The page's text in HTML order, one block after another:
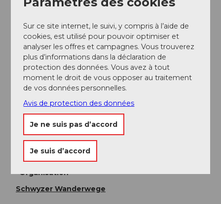
Parkings payants à la station aval.
Transports en commun
Avec la SOB jusqu'à Sattel ou avec Auto AG Schwyz
depuis Schwyz avec la ligne 7 jusqu'à la station aval du
téléphérique de Sattel. Alternative : transports publics
Zugerland (ligne 23) depuis Arth-Goldau jusqu'à Sattel.
Depuis Ägeri avec le bus 9 depuis Oberägeri
Horaire CFF
Horaire AAGS
Auteur(e)
Schwyzer Wanderwege
Organisation
Schwyzer Wanderwege
Sur ce site internet, le suivi, y compris à l’aide de
cookies, est utilisé pour pouvoir optimiser et
analyser les offres et campagnes. Vous trouverez
plus d’informations dans la déclaration de
protection des données. Vous avez à tout
moment le droit de vous opposer au traitement
de vos données personnelles.
Avis de protection des données
Je ne suis pas d’accord
Je suis d’accord